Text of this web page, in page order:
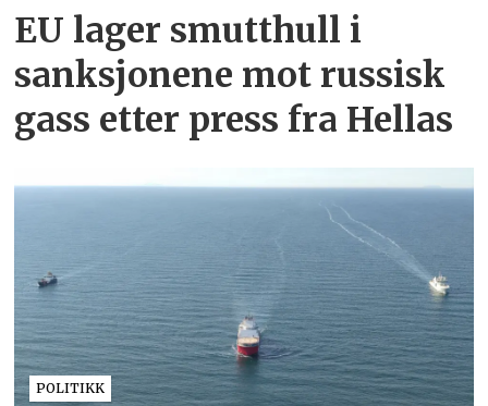
EU lager smutthull i
sanksjonene mot russisk
gass etter press fra Hellas
POLITIKK